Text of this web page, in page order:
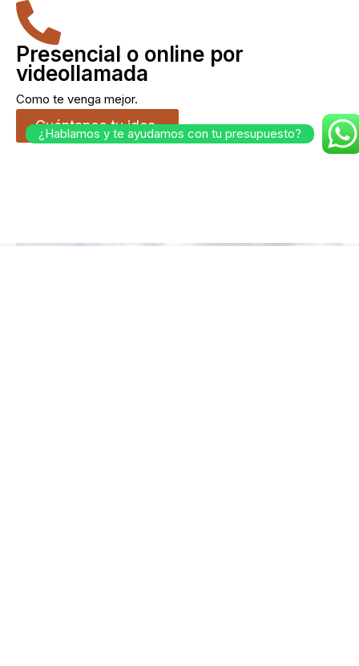
Presencial o online por
videollamada
Como te venga mejor.
Cuéntanos tu idea.
¿Hablamos y te ayudamos con tu presupuesto?